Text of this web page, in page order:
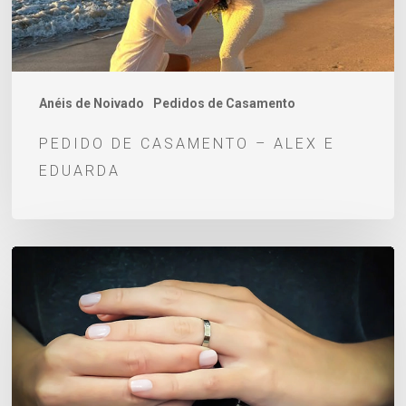
Anéis de Noivado Pedidos de Casamento
PEDIDO DE CASAMENTO – ALEX E
EDUARDA
tamanho
anel: